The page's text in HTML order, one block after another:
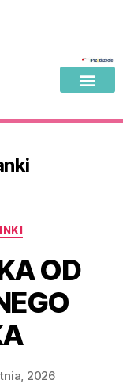
OD
2026